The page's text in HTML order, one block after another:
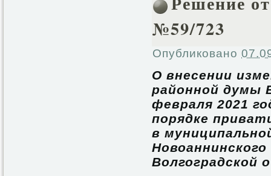
№59/723
Опубликовано
О внесении
районной думы
февраля 2021
порядке
в
Волгоградской